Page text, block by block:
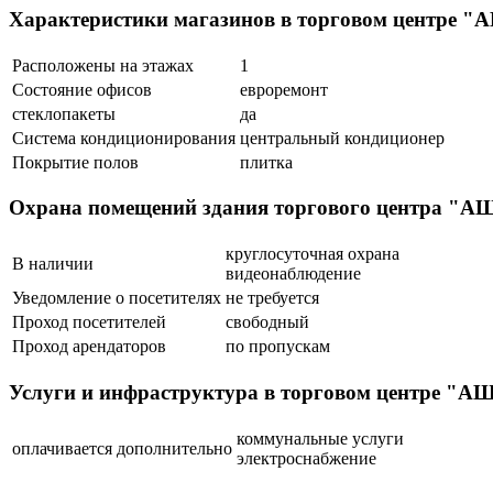
Характеристики магазинов в торговом
Расположены на этажах
1
Состояние офисов
евроремонт
стеклопакеты
да
Система кондиционирования центральный кондиционер
Покрытие полов
плитка
Охрана помещений здания торгового
В наличии
круглосуточная охрана
видеонаблюдение
Уведомление о посетителях не требуется
Проход посетителей
свободный
Проход арендаторов
по пропускам
Услуги и инфраструктура в торговом
оплачивается дополнительно
коммунальные услуги
электроснабжение